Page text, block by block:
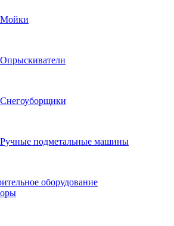
Мойки
Опрыскиватели
Снегоуборщики
Ручные подметальные машины
оборудование